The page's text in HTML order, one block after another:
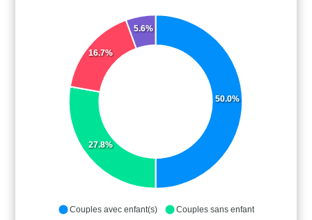
50.0%
27.8%
16.7%
5.6%
Couples avec enfant(s)
Couples sans enfant